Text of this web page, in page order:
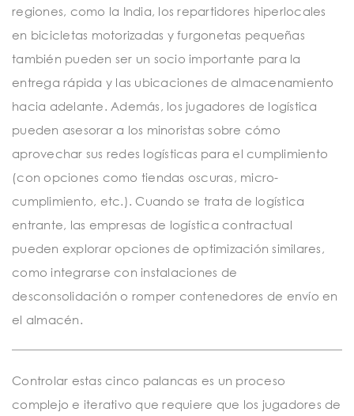
regiones, como la India, los repartidores hiperlocales
en bicicletas motorizadas y furgonetas pequeñas
también pueden ser un socio importante para la
entrega rápida y las ubicaciones de almacenamiento
hacia adelante. Además, los jugadores de logística
pueden asesorar a los minoristas sobre cómo
aprovechar sus redes logísticas para el cumplimiento
(con opciones como tiendas oscuras, micro-
cumplimiento, etc.). Cuando se trata de logística
entrante, las empresas de logística contractual
pueden explorar opciones de optimización similares,
como integrarse con instalaciones de
desconsolidación o romper contenedores de envío en
el almacén.
Controlar estas cinco palancas es un proceso
complejo e iterativo que requiere que los jugadores de